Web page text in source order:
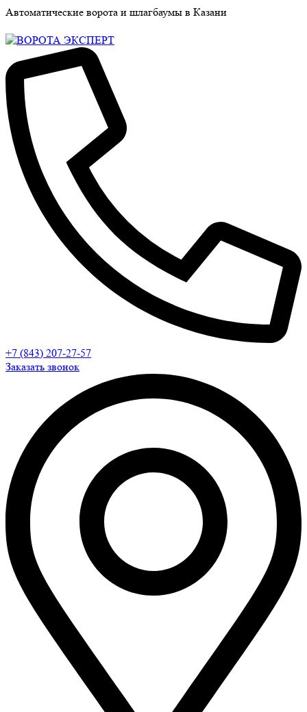
Автоматические ворота и шлагбаумы в Казани
+7 (843) 207-27-57
Заказать звонок